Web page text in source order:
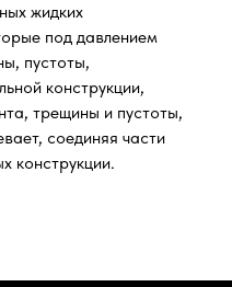
жидких
под давлением
пустоты,
конструкции,
трещины и пустоты,
соединяя части
конструкции.